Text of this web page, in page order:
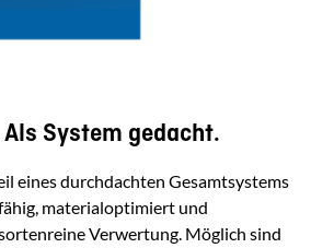
System gedacht.
eines durchdachten Gesamtsystems
materialoptimiert und
Verwertung. Möglich sind